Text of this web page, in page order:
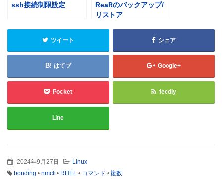
ssh接続制限設定
ReaRのバックアップ/
リストア
ツイート シェア
はてブ Google+
Pocket feedly
Line
2024年9月27日
Linux
bonding • nmcli • RHEL • コマンド • 複数